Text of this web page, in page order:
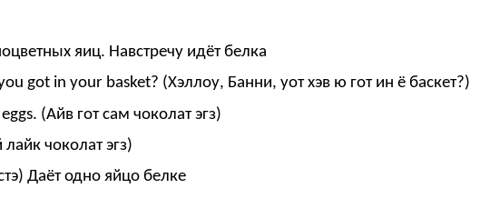
яиц. Навстречу идёт белка
got in your basket? (Хэллоу, Банни, уот хэв ю гот ин ё баскет?)
(Айв гот сам чоколат эгз)
чоколат эгз)
Даёт одно яйцо белке